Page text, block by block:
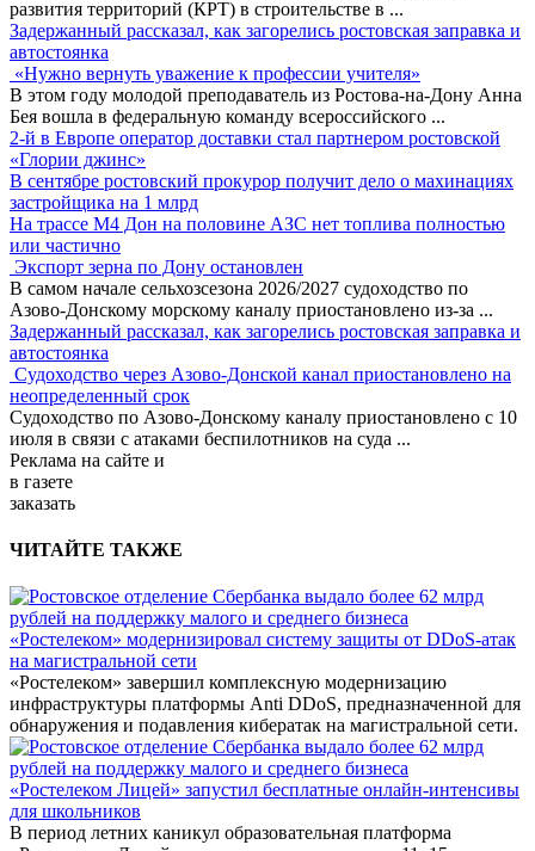
развития территорий (КРТ) в строительстве в ...
Задержанный рассказал, как загорелись ростовская заправка и
автостоянка
«Нужно вернуть уважение к профессии учителя»
В этом году молодой преподаватель из Ростова-на-Дону Анна
Бея вошла в федеральную команду всероссийского ...
2-й в Европе оператор доставки стал партнером ростовской
«Глории джинс»
В сентябре ростовский прокурор получит дело о махинациях
застройщика на 1 млрд
На трассе М4 Дон на половине АЗС нет топлива полностью
или частично
Экспорт зерна по Дону остановлен
В самом начале сельхозсезона 2026/2027 судоходство по
Азово-Донскому морскому каналу приостановлено из-за ...
Задержанный рассказал, как загорелись ростовская заправка и
автостоянка
Судоходство через Азово-Донской канал приостановлено на
неопределенный срок
Судоходство по Азово-Донскому каналу приостановлено с 10
июля в связи с атаками беспилотников на суда ...
Реклама на сайте и
в газете
заказать
ЧИТАЙТЕ ТАКЖЕ
«Ростелеком» модернизировал систему защиты от DDoS-атак
на магистральной сети
«Ростелеком» завершил комплексную модернизацию
инфраструктуры платформы Anti DDoS, предназначенной для
обнаружения и подавления кибератак на магистральной сети.
«Ростелеком Лицей» запустил бесплатные онлайн-интенсивы
для школьников
В период летних каникул образовательная платформа